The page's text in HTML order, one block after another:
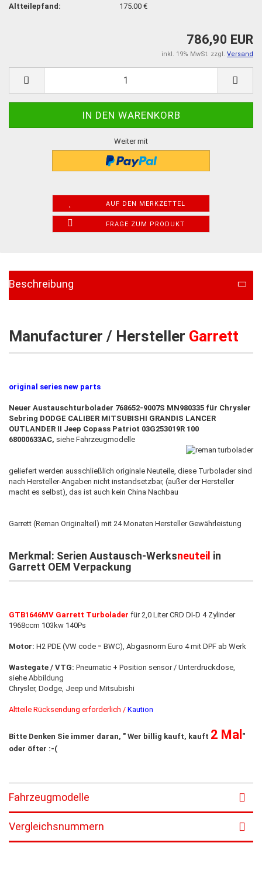
Altteilepfand:
175.00 €
786,90 EUR
inkl. 19% MwSt. zzgl. Versand
Weiter mit
AUF DEN MERKZETTEL
FRAGE ZUM PRODUKT
Beschreibung
Manufacturer / Hersteller Garrett
original series new parts
Neuer Austauschturbolader 768652-9007S MN980335 für Chrysler
Sebring DODGE CALIBER MITSUBISHI GRANDIS LANCER
OUTLANDER II Jeep Copass Patriot 03G253019R 100
68000633AC, siehe Fahrzeugmodelle
geliefert werden ausschließlich originale Neuteile, diese Turbolader sind
nach Hersteller-Angaben nicht instandsetzbar, (außer der Hersteller
macht es selbst), das ist auch kein China Nachbau
Garrett (Reman Originalteil) mit 24 Monaten Hersteller Gewährleistung
Merkmal: Serien Austausch-Werksneuteil in
Garrett OEM Verpackung
GTB1646MV Garrett Turbolader für 2,0 Liter CRD DI-D 4 Zylinder
1968ccm 103kw 140Ps
Motor: H2 PDE (VW code = BWC), Abgasnorm Euro 4 mit DPF ab Werk
Wastegate / VTG: Pneumatic + Position sensor / Unterdruckdose,
siehe Abbildung
Chrysler, Dodge, Jeep und Mitsubishi
Altteile Rücksendung erforderlich / Kaution
Bitte Denken Sie immer daran, " Wer billig kauft, kauft 2 Mal "
oder öfter :-(
Fahrzeugmodelle
Vergleichsnummern